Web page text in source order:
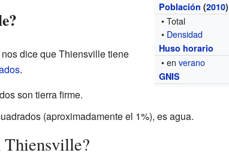
Población (2010)
• Total
• Densidad
Huso horario
• enverano
GNIS
dice que Thiensville tiene
.
son tierra firme.
(aproximadamente el 1%), es agua.
Thiensville?